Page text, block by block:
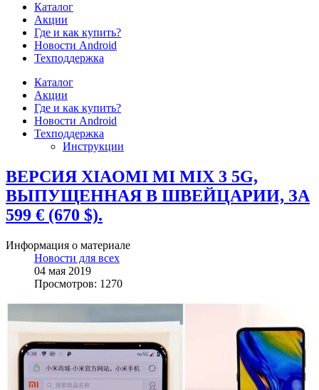
Каталог
Акции
Где и как купить?
Новости Android
Техподдержка
Каталог
Акции
Где и как купить?
Новости Android
Техподдержка
Инструкции
ВЕРСИЯ XIAOMI MI MIX 3 5G,
ВЫПУЩЕННАЯ В ШВЕЙЦАРИИ, ЗА
599 € (670 $).
Информация о материале
Новости для всех
04 мая 2019
Просмотров: 1270